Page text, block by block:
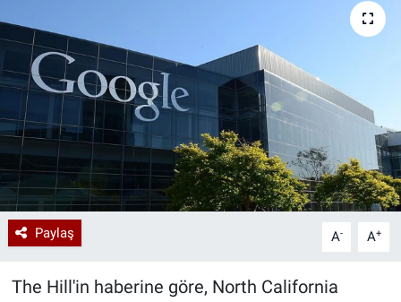
Paylaş A- A+
The Hill'in haberine göre, North California
Erişim Bilgileri
Sağlık
Teknoloji
Ramazan